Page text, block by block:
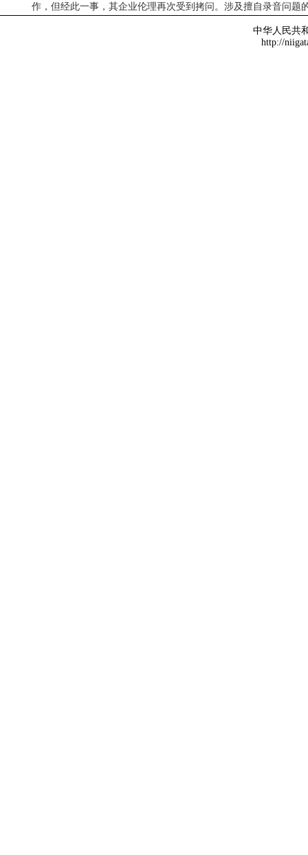
作，但经此一事，其企业伦理再次受到拷问。涉及擅自录音问题
中华人民共
http://